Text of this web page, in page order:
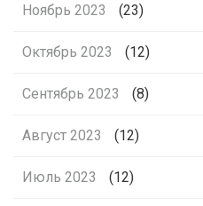
Ноябрь 2023 (23)
Октябрь 2023 (12)
Сентябрь 2023 (8)
Август 2023 (12)
Июль 2023 (12)